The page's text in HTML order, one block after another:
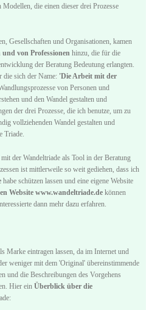
Modellen, die einen dieser drei Prozesse
Gesellschaften und Organisationen, kamen
und von Professionen hinzu, die für die
der Beratung Bedeutung erlangten.
die sich der Name: 'Die Arbeit mit der
von Personen und
und den Wandel gestalten und
der drei Prozesse, die ich benutze, um zu
vollziehenden Wandel gestalten und
Triade.
der Wandeltriade als Tool in der Beratung
ist mittlerweile so weit gediehen, dass ich
habe schützen lassen und eine eigene Website
Website www.wandeltriade.de können
dann mehr dazu erfahren.
Marke eintragen lassen, da im Internet und
weniger mit dem 'Original' übereinstimmende
und die Beschreibungen des Vorgehens
Hier ein Überblick über die